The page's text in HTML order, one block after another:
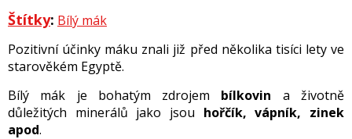
Štítky: Bílý mák
Pozitivní účinky máku znali již před několika tisíci lety ve
starověkém Egyptě.
Bílý mák je bohatým zdrojem bílkovin a životně
důležitých minerálů jako jsou hořčík, vápník, zinek
apod.